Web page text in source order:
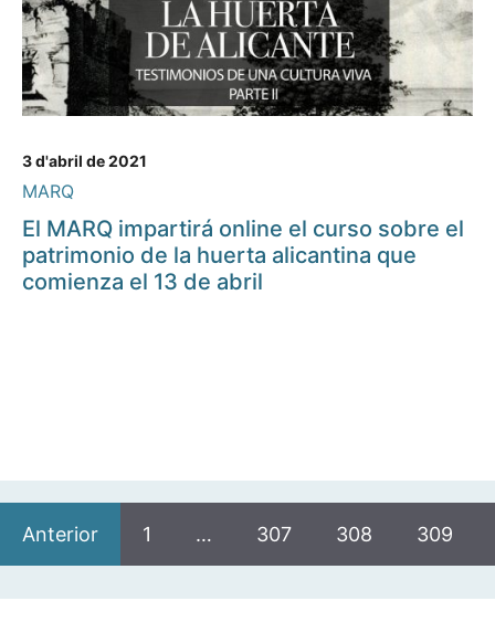
3 d'abril de 2021
MARQ
El MARQ impartirá online el curso sobre el
patrimonio de la huerta alicantina que
comienza el 13 de abril
Anterior 1 … 307 308 309